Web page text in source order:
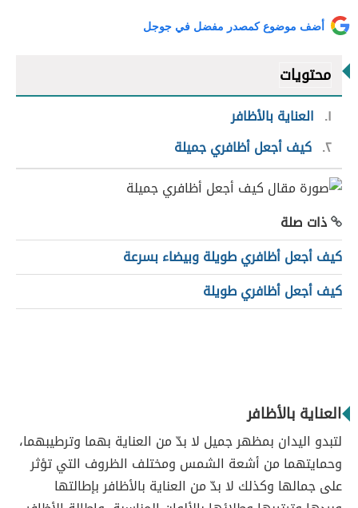
أضف موضوع كمصدر مفضل في جوجل
محتويات
١
العناية بالأظافر
٢ كيف أجعل أظافري جميلة
ذات صلة
كيف أجعل أظافري طويلة وبيضاء بسرعة
كيف أجعل أظافري طويلة
العناية بالأظافر
لتبدو اليدان بمظهر جميل لا بدّ من العناية بهما وترطيبهما،
وحمايتهما من أشعة الشمس ومختلف الظروف التي تؤثر
على جمالها وكذلك لا بدّ من العناية بالأظافر بإطالتها